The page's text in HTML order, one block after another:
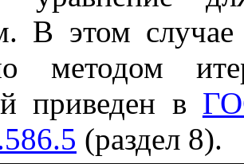
В этом случае
методом
приведен в
(раздел 8).